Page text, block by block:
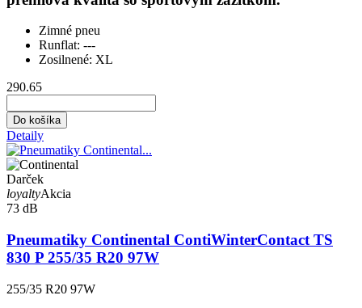
Zimné pneu
Runflat: ---
Zosilnené: XL
290.65
Do košíka
Detaily
Darček
loyaltyAkcia
73 dB
Pneumatiky Continental ContiWinterContact TS
830 P 255/35 R20 97W
255/35 R20 97W